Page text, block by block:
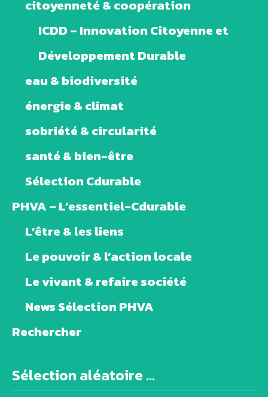
citoyenneté & coopération
ICDD – Innovation Citoyenne et
Développement Durable
eau & biodiversité
énergie & climat
sobriété & circularité
santé & bien-être
Sélection Cdurable
PHVA – L’essentiel-Cdurable
L’être & les liens
Le pouvoir & l’action locale
Le vivant & refaire société
News Sélection PHVA
Rechercher
Sélection aléatoire ...